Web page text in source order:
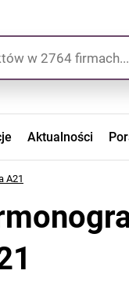
Aktualności
A21